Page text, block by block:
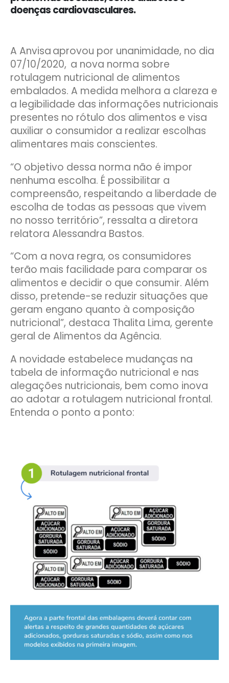
doenças cardiovasculares.
A Anvisa aprovou por unanimidade, no dia
07/10/2020, a nova norma sobre
rotulagem nutricional de alimentos
embalados. A medida melhora a clareza e
a legibilidade das informações nutricionais
presentes no rótulo dos alimentos e visa
auxiliar o consumidor a realizar escolhas
alimentares mais conscientes.
“O objetivo dessa norma não é impor
nenhuma escolha. É possibilitar a
compreensão, respeitando a liberdade de
escolha de todas as pessoas que vivem
no nosso território”, ressalta a diretora
relatora Alessandra Bastos.
“Com a nova regra, os consumidores
terão mais facilidade para comparar os
alimentos e decidir o que consumir. Além
disso, pretende-se reduzir situações que
geram engano quanto à composição
nutricional”, destaca Thalita Lima, gerente
geral de Alimentos da Agência.
A novidade estabelece mudanças na
tabela de informação nutricional e nas
alegações nutricionais, bem como inova
ao adotar a rotulagem nutricional frontal.
Entenda o ponto a ponto: